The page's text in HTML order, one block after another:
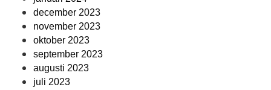
december 2023
november 2023
oktober 2023
september 2023
augusti 2023
juli 2023